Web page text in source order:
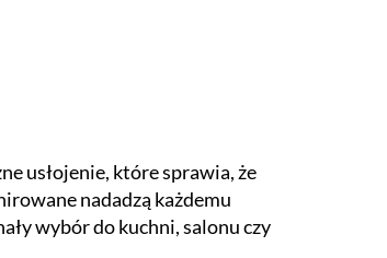
usłojenie, które sprawia, że
nadadzą każdemu
wybór do kuchni, salonu czy